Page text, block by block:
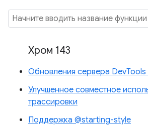
Хром 143
Обновления сервера DevTools
Улучшенное совместное
трассировки
Поддержка @starting-style